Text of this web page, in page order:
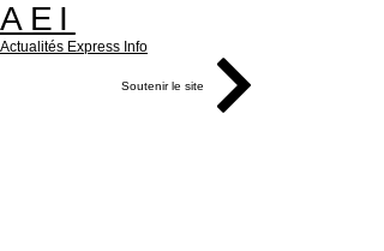
AEI
Actualités Express Info
Soutenir le site